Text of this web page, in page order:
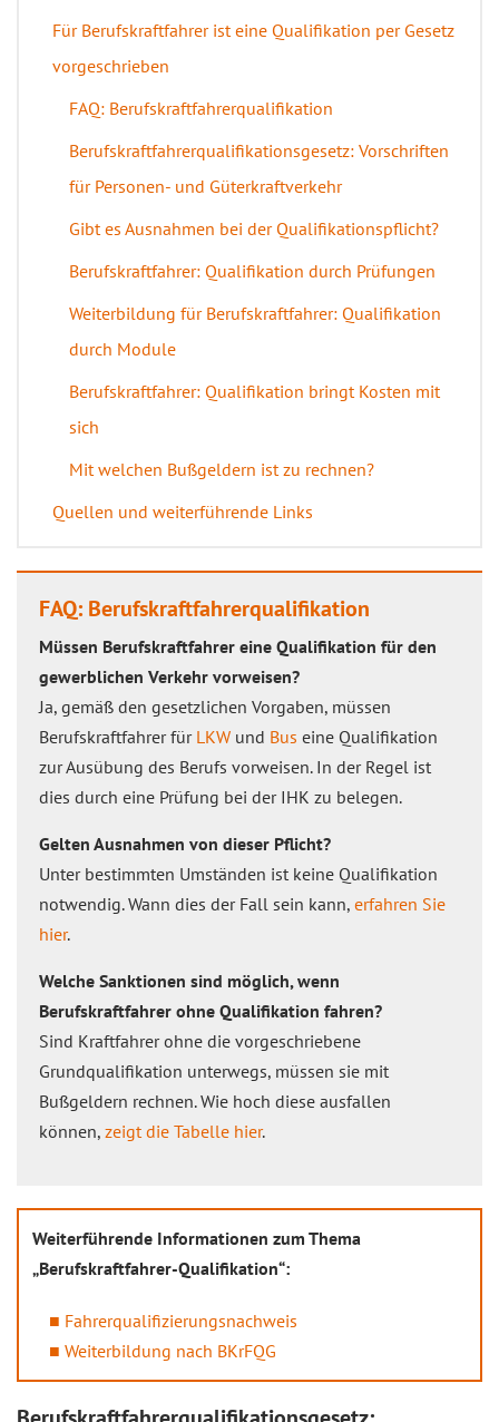
Für Berufskraftfahrer ist eine Qualifikation per Gesetz
vorgeschrieben
FAQ: Berufskraftfahrerqualifikation
Berufskraftfahrerqualifikationsgesetz: Vorschriften
für Personen- und Güterkraftverkehr
Gibt es Ausnahmen bei der Qualifikationspflicht?
Berufskraftfahrer: Qualifikation durch Prüfungen
Weiterbildung für Berufskraftfahrer: Qualifikation
durch Module
Berufskraftfahrer: Qualifikation bringt Kosten mit
sich
Mit welchen Bußgeldern ist zu rechnen?
Quellen und weiterführende Links
FAQ: Berufskraftfahrerqualifikation
Müssen Berufskraftfahrer eine Qualifikation für den
gewerblichen Verkehr vorweisen?
Ja, gemäß den gesetzlichen Vorgaben, müssen
Berufskraftfahrer für LKW und Bus eine Qualifikation
zur Ausübung des Berufs vorweisen. In der Regel ist
dies durch eine Prüfung bei der IHK zu belegen.
Gelten Ausnahmen von dieser Pflicht?
Unter bestimmten Umständen ist keine Qualifikation
notwendig. Wann dies der Fall sein kann, erfahren Sie
hier.
Welche Sanktionen sind möglich, wenn
Berufskraftfahrer ohne Qualifikation fahren?
Sind Kraftfahrer ohne die vorgeschriebene
Grundqualifikation unterwegs, müssen sie mit
Bußgeldern rechnen. Wie hoch diese ausfallen
können, zeigt die Tabelle hier.
Weiterführende Informationen zum Thema
„Berufskraftfahrer-Qualifikation“:
Fahrerqualifizierungsnachweis
Weiterbildung nach BKrFQG